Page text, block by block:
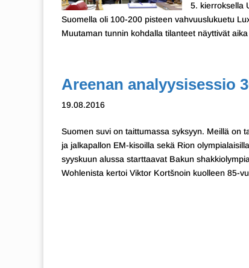
5. kierroksella
Suomella oli 100-200 pisteen vahvuuslukuetu
Muutaman tunnin kohdalla tilanteet näyttivät
Areenan analyysisessio
19.08.2016
Suomen suvi on taittumassa syksyyn. Meillä on
ja jalkapallon EM-kisoilla sekä Rion
syyskuun alussa starttaavat Bakun
Wohlenista kertoi Viktor Kortšnoin kuolleen 85-